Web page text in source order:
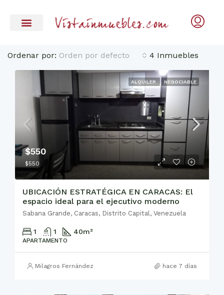
4 Inmuebles
Ordenar por: Orden por defecto
ALQUILER NEGOCIABLE
$550
$550
UBICACIÓN ESTRATÉGICA EN CARACAS: El
espacio ideal para el ejecutivo moderno
Sabana Grande, Caracas, Distrito Capital, Venezuela
1 1 40m²
APARTAMENTO
Milagros Fernández hace 7 días